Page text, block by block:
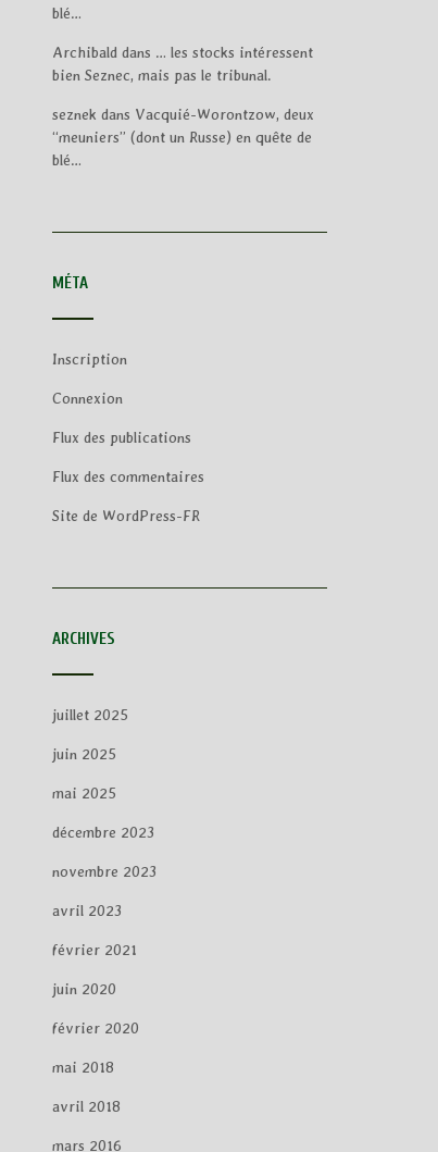
blé…
Archibald dans … les stocks intéressent
bien Seznec, mais pas le tribunal.
seznek dans Vacquié-Worontzow, deux
“meuniers” (dont un Russe) en quête de
blé…
MÉTA
Inscription
Connexion
Flux des publications
Flux des commentaires
Site de WordPress-FR
ARCHIVES
juillet 2025
juin 2025
mai 2025
décembre 2023
novembre 2023
avril 2023
février 2021
juin 2020
février 2020
mai 2018
avril 2018
mars 2016